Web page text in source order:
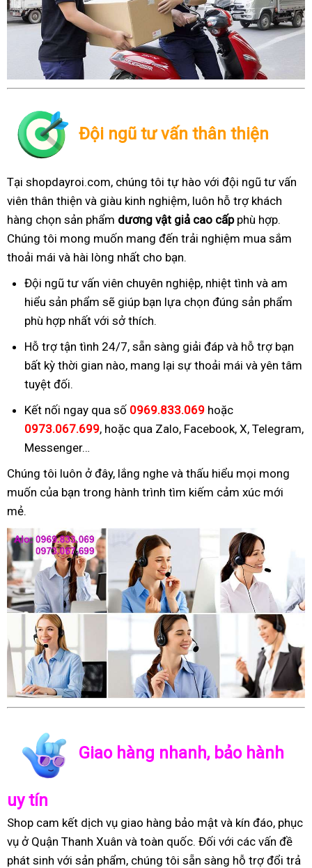
Đội ngũ tư vấn thân thiện
Tại shopdayroi.com, chúng tôi tự hào với đội ngũ tư vấn
viên thân thiện và giàu kinh nghiệm, luôn hỗ trợ khách
hàng chọn sản phẩm dương vật giả cao cấpphù hợp.
Chúng tôi mong muốn mang đến trải nghiệm mua sắm
thoải mái và hài lòng nhất cho bạn.
Đội ngũ tư vấn viên chuyên nghiệp, nhiệt tình và am
hiểu sản phẩm sẽ giúp bạn lựa chọn đúng sản phẩm
phù hợp nhất với sở thích.
Hỗ trợ tận tình 24/7, sẵn sàng giải đáp và hỗ trợ bạn
bất kỳ thời gian nào, mang lại sự thoải mái và yên tâm
tuyệt đối.
Kết nối ngay qua số 0969.833.069 hoặc
0973.067.699, hoặc qua Zalo, Facebook, X, Telegram,
Messenger…
Chúng tôi luôn ở đây, lắng nghe và thấu hiểu mọi mong
muốn của bạn trong hành trình tìm kiếm cảm xúc mới
mẻ.
Giao hàng nhanh, bảo hành
uy tín
Shop cam kết dịch vụ giao hàng bảo mật và kín đáo, phục
vụ ở Quận Thanh Xuân và toàn quốc. Đối với các vấn đề
phát sinh với sản phẩm, chúng tôi sẵn sàng hỗ trợ đổi trả